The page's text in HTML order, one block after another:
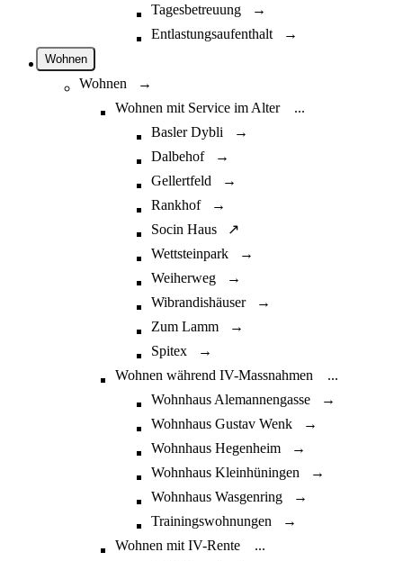
Tagesbetreuung →
Entlastungsaufenthalt →
Wohnen
Wohnen →
Wohnen mit Service im Alter
...
Basler Dybli →
Dalbehof →
Gellertfeld →
Rankhof →
Socin Haus ↗
Wettsteinpark →
Weiherweg →
Wibrandishäuser →
Zum Lamm →
Spitex →
Wohnen während IV-Massnahmen
...
Wohnhaus Alemannengasse →
Wohnhaus Gustav Wenk →
Wohnhaus Hegenheim →
Wohnhaus Kleinhüningen →
Wohnhaus Wasgenring →
Trainingswohnungen →
Wohnen mit IV-Rente
...